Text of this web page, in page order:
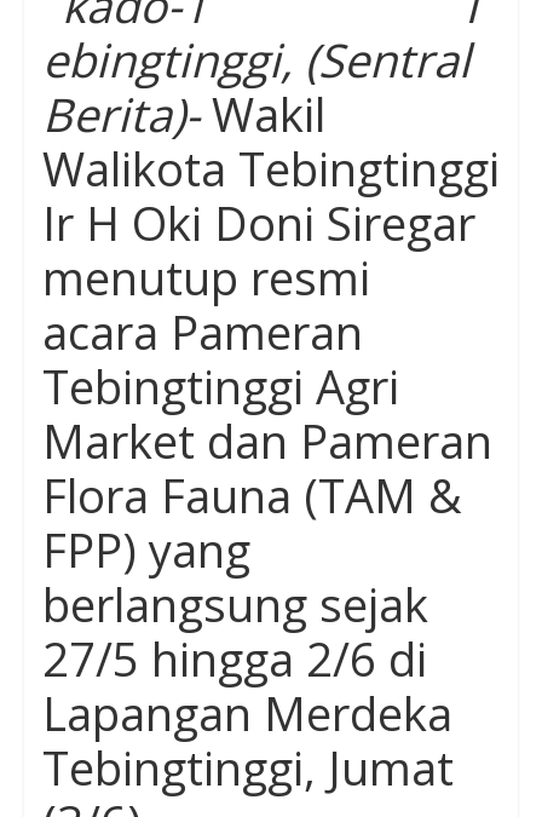
ebingtinggi, (Sentral
Berita)-Wakil
Walikota Tebingtinggi
Ir H Oki Doni Siregar
menutup resmi
acara Pameran
Tebingtinggi Agri
Market dan Pameran
Flora Fauna (TAM &
FPP) yang
berlangsung sejak
27/5 hingga 2/6 di
Lapangan Merdeka
Tebingtinggi, Jumat